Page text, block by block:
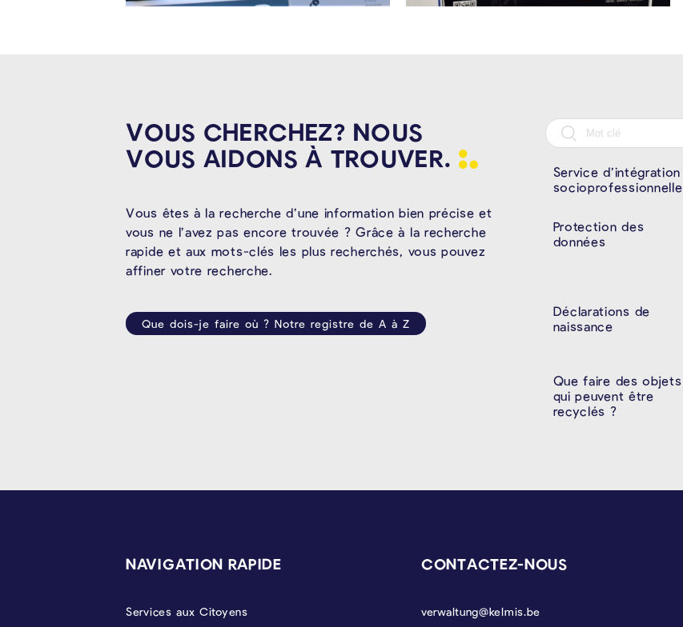
VOUS CHERCHEZ? NOUS
VOUS AIDONS À TROUVER.
Vous êtes à la recherche d’une information bien précise et
vous ne l’avez pas encore trouvée ? Grâce à la recherche
rapide et aux mots-clés les plus recherchés, vous pouvez
affiner votre recherche.
Que dois-je faire où ? Notre registre de A à Z
Service d’intégration
socioprofessionnelle
Protection des
données
Déclarations de
naissance
Que faire des objets
qui peuvent être
recyclés ?
NAVIGATION RAPIDE
Services aux Citoyens
CONTACTEZ-NOUS
verwaltung@kelmis.be